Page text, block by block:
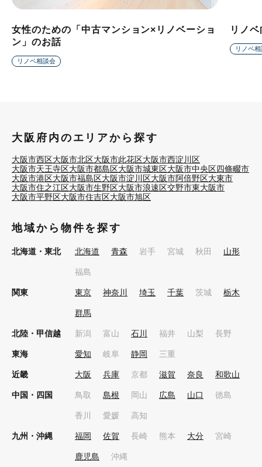
女性のための「中古マンション×リノベーショ
ン」のお話
リノベ相談会
リノ
リノベ
大阪府内のエリアから探す
大阪市西区大阪市北区大阪市此花区大阪市西淀川区
大阪市天王寺区大阪市都島区大阪市城東区大阪市中央区四條畷市
大阪市港区大阪市福島区大阪市淀川区大阪市阿倍野区大東市
大阪市住之江区大阪市生野区大阪市浪速区交野市東大阪市
大阪市平野区大阪市住吉区大阪市旭区
地域から物件を探す
北海道・東北 北海道 青森 岩手 宮城 秋田 山形
福島
関東 東京 神奈川 埼玉 千葉 茨城 栃木
群馬
北陸・甲信越 新潟 富山 石川 福井 山梨 長野
東海 愛知 岐阜 静岡 三重
近畿 大阪 兵庫 京都 滋賀 奈良 和歌山
中国・四国 鳥取 島根 岡山 広島 山口 徳島
香川 愛媛 高知
九州・沖縄 福岡 佐賀 長崎 熊本 大分 宮崎
鹿児島 沖縄